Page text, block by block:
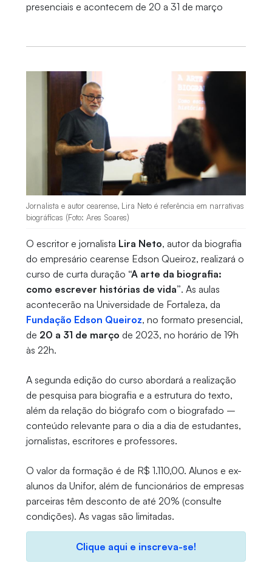
presenciais e acontecem de 20 a 31 de março
Jornalista e autor cearense, Lira Neto é referência em narrativas
biográficas (Foto: Ares Soares)
O escritor e jornalista Lira Neto, autor da biografia
do empresário cearense Edson Queiroz, realizará o
curso de curta duração “A arte da biografia:
como escrever histórias de vida”. As aulas
acontecerão na Universidade de Fortaleza, da
Fundação Edson Queiroz, no formato presencial,
de 20 a 31 de março de 2023, no horário de 19h
às 22h.
A segunda edição do curso abordará a realização
de pesquisa para biografia e a estrutura do texto,
além da relação do biógrafo com o biografado –
conteúdo relevante para o dia a dia de estudantes,
jornalistas, escritores e professores.
O valor da formação é de R$ 1.110,00. Alunos e ex-
alunos da Unifor, além de funcionários de empresas
parceiras têm desconto de até 20% (consulte
condições). As vagas são limitadas.
Clique aqui e inscreva-se!